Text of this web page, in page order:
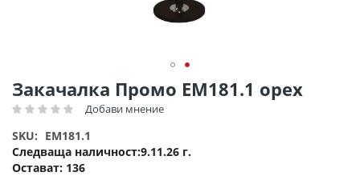
Закачалка Промо ΕΜ181.1 орех
Рейтинг: Добави мнение
Остават: 136
SKU
EM181.1
Следваща наличност 9.11.26 г.
Преминете
към
началото
на
галерия
със